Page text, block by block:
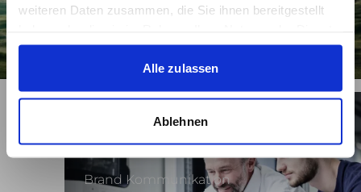
weiteren Daten zusammen, die Sie ihnen bereitgestellt
gesammelt haben.
Alle zulassen
Ablehnen
Brand Kommunikation